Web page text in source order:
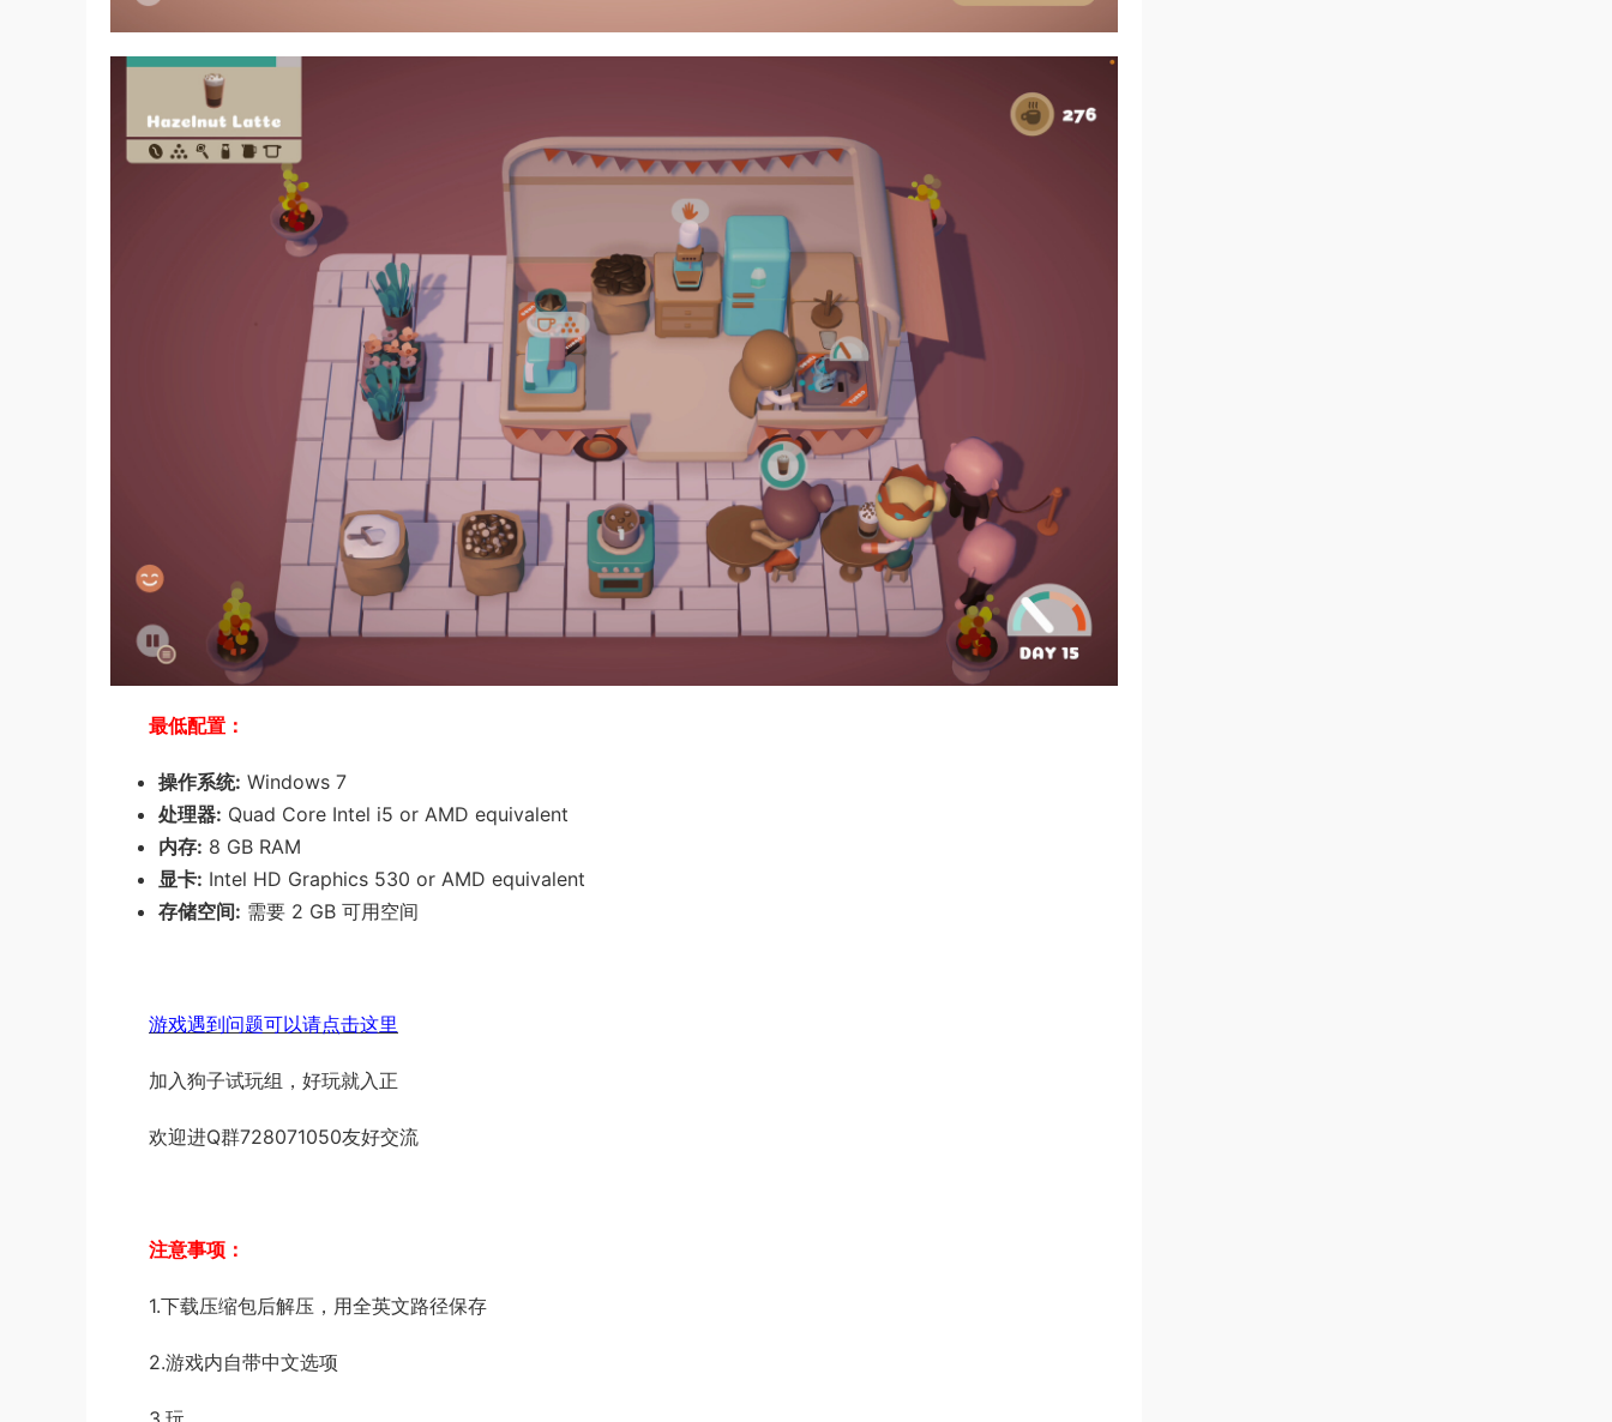
最低配置：
操作系统: Windows 7
处理器: Quad Core Intel i5 or AMD equivalent
内存: 8 GB RAM
显卡: Intel HD Graphics 530 or AMD equivalent
存储空间: 需要 2 GB 可用空间
游戏遇到问题可以请点击这里
加入狗子试玩组，好玩就入正
欢迎进Q群728071050友好交流
注意事项：
1.下载压缩包后解压，用全英文路径保存
2.游戏内自带中文选项